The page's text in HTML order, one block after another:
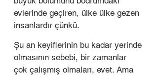
evlerinde geçiren, ülke ülke gezen
insanlardır çünkü.
Şu an keyiflerinin bu kadar yerinde
olmasının sebebi, bir zamanlar
çok çalışmış olmaları, evet. Ama